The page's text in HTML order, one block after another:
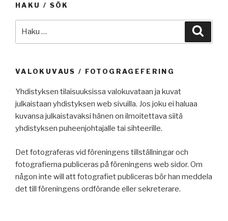
HAKU / SÖK
VALOKUVAUS / FOTOGRAGEFERING
Yhdistyksen tilaisuuksissa valokuvataan ja kuvat
julkaistaan yhdistyksen web sivuilla. Jos joku ei haluaa
kuvansa julkaistavaksi hänen on ilmoitettava siitä
yhdistyksen puheenjohtajalle tai sihteerille.
Det fotograferas vid föreningens tillställningar och
fotografierna publiceras på föreningens web sidor. Om
någon inte will att fotografiet publiceras bör han meddela
det till föreningens ordförande eller sekreterare.